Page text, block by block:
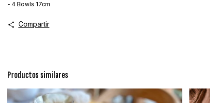
- 4 Bowls 17cm
Compartir
Productos similares